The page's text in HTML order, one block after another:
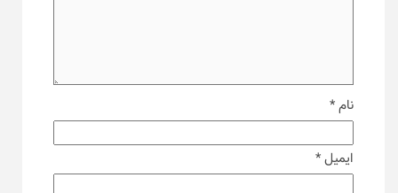
نام*
ایمیل*